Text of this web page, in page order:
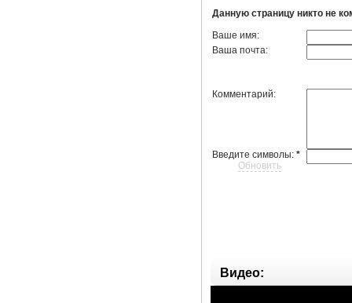
Данную страницу никто не
Ваше имя:
Ваша почта:
Комментарий:
Введите символы:*
Обновить
Видео: